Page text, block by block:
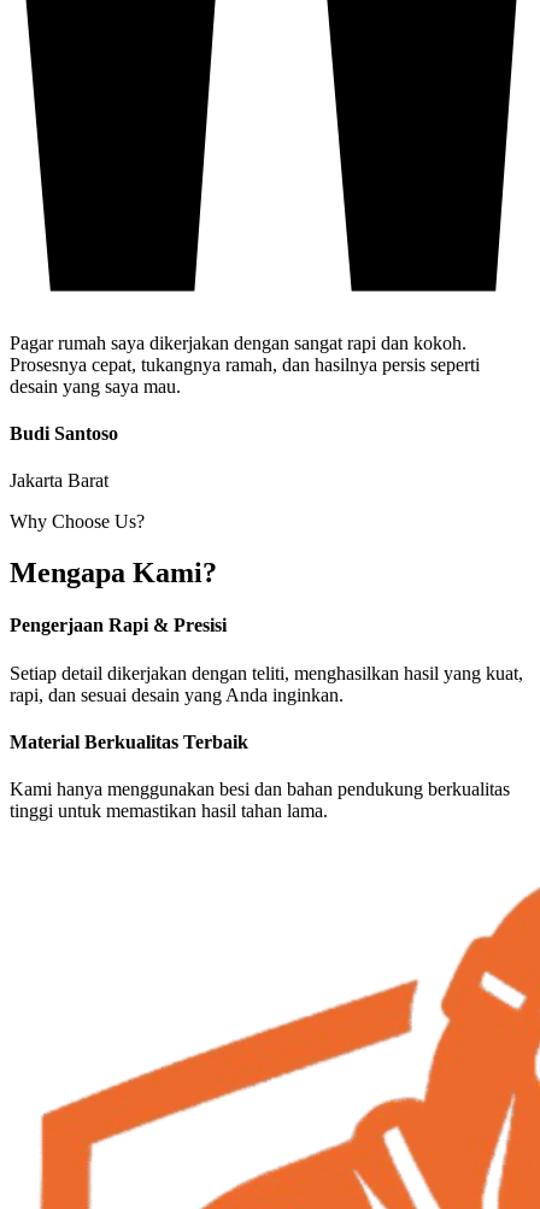
Pagar rumah saya dikerjakan dengan sangat rapi dan kokoh.
Prosesnya cepat, tukangnya ramah, dan hasilnya persis seperti
desain yang saya mau.
Budi Santoso
Jakarta Barat
Why Choose Us?
Mengapa Kami?
Pengerjaan Rapi & Presisi
Setiap detail dikerjakan dengan teliti, menghasilkan hasil yang kuat,
rapi, dan sesuai desain yang Anda inginkan.
Material Berkualitas Terbaik
Kami hanya menggunakan besi dan bahan pendukung berkualitas
tinggi untuk memastikan hasil tahan lama.